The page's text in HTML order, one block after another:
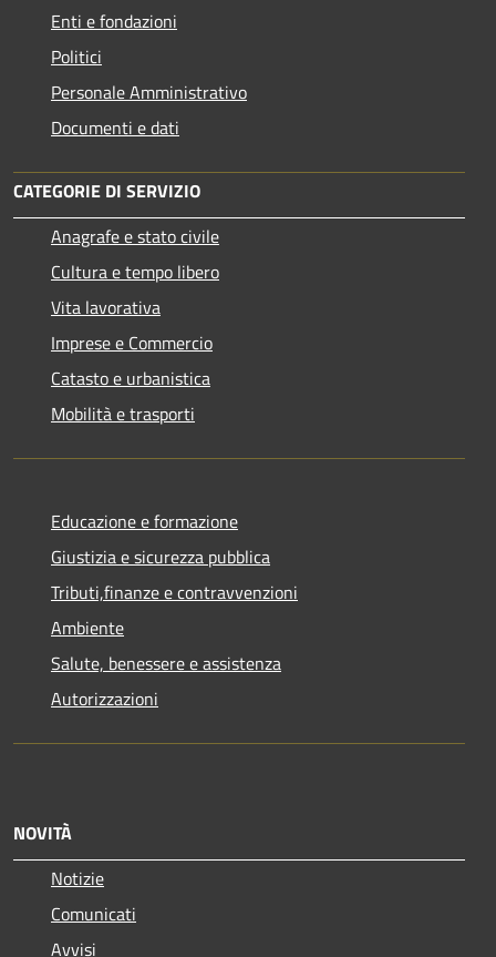
Enti e fondazioni
Politici
Personale Amministrativo
Documenti e dati
CATEGORIE DI SERVIZIO
Anagrafe e stato civile
Cultura e tempo libero
Vita lavorativa
Imprese e Commercio
Catasto e urbanistica
Mobilità e trasporti
Educazione e formazione
Giustizia e sicurezza pubblica
Tributi,finanze e contravvenzioni
Ambiente
Salute, benessere e assistenza
Autorizzazioni
NOVITÀ
Notizie
Comunicati
Avvisi